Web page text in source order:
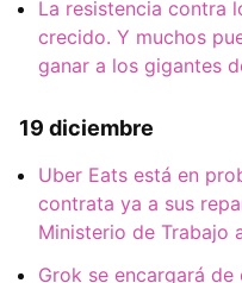
La resistencia contra
crecido. Y muchos
ganar a los gigantes
19 diciembre
Uber Eats está en
contrata ya a sus
Ministerio de Trabajo
Grok se encargará de